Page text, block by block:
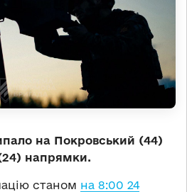
на Покровський (44)
напрямки.
станом на 8:00 24